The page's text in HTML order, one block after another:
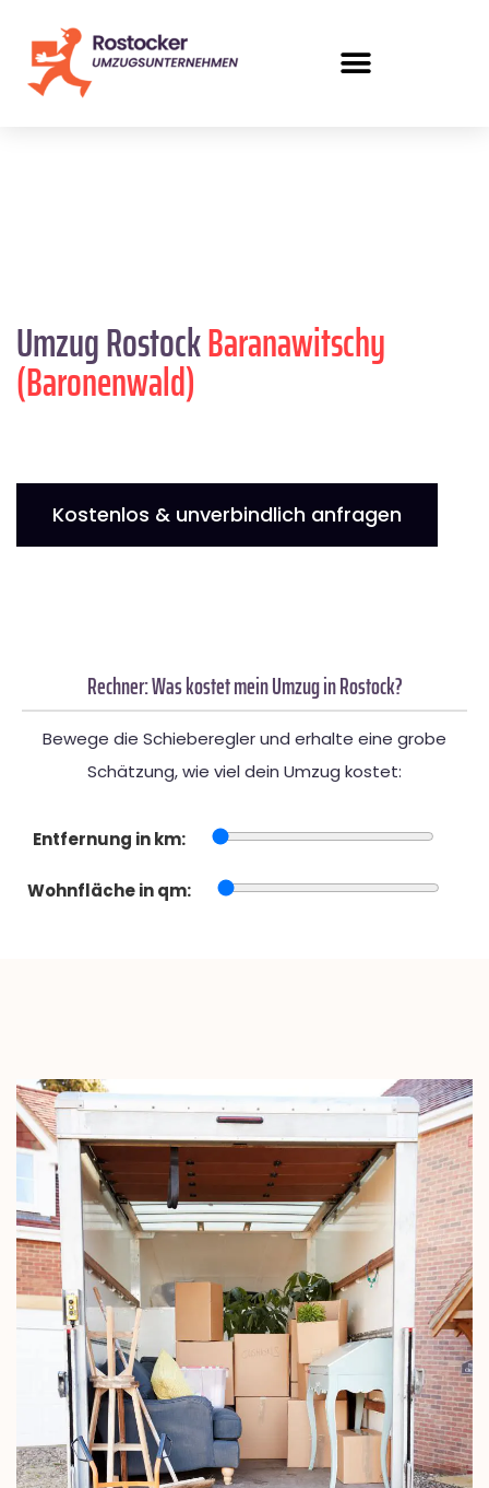
Umzug RostockBaranawitschy
(Baronenwald)
Kostenlos & unverbindlich anfragen
Rechner: Was kostet mein Umzug in Rostock?
Bewege die Schieberegler und erhalte eine grobe
Schätzung, wie viel dein Umzug kostet:
Entfernung in km:
Wohnfläche in qm: